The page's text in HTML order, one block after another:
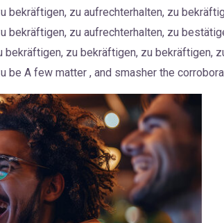
bekräftigen, zu aufrechterhalten, zu
bekräftigen, zu aufrechterhalten, zu
zu bekräftigen, zu bekräftigen,
be A few matter , and smasher the